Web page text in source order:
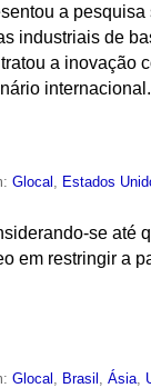
a
industriais de
a inovação
internacional.
Glocal , Estados
se até
em restringir a
Glocal Brasil ,Ásia